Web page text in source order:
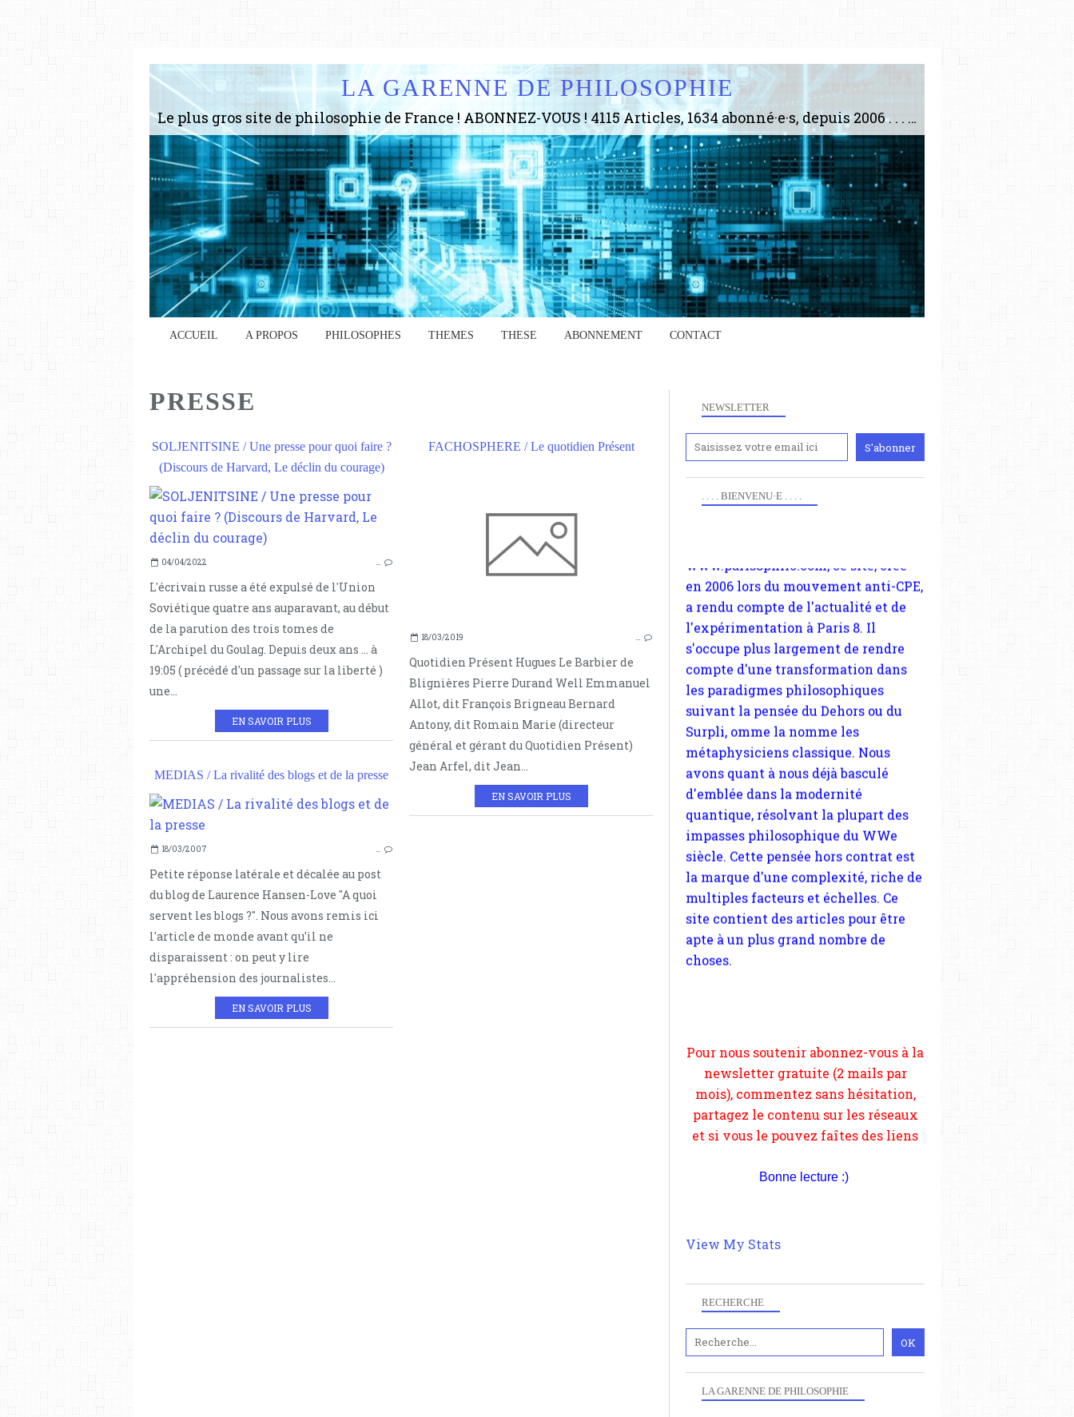
LA GARENNE DE PHILOSOPHIE
Le plus gros site de philosophie de France ! ABONNEZ-VOUS ! 4115 Articles, 1634 abonné·e·s, depuis 2006 . . . . . . . . 2 852 214 pages vues jusqu'à présent. Prestance et être apte à un plus grand nombre de choses.
ACCUEIL A PROPOS PHILOSOPHES THEMES THESE ABONNEMENT CONTACT
PRESSE
SOLJENITSINE / Une presse pour quoi faire ?
(Discours de Harvard, Le déclin du courage)
04/04/2022 …
L'écrivain russe a été expulsé de l'Union
Soviétique quatre ans auparavant, au début
de la parution des trois tomes de
L'Archipel du Goulag. Depuis deux ans ... à
19:05 ( précédé d'un passage sur la liberté )
une...
EN SAVOIR PLUS
FACHOSPHERE / Le quotidien Présent
HENRI BERGSON
18/03/2019 …
Quotidien Présent Hugues Le Barbier de
Blignières Pierre Durand Well Emmanuel
Allot, dit François Brigneau Bernard
Antony, dit Romain Marie (directeur
général et gérant du Quotidien Présent)
Jean Arfel, dit Jean...
EN SAVOIR PLUS
MEDIAS / La rivalité des blogs et de la presse
BLOGOSPHÈRE
18/03/2007 …
Petite réponse latérale et décalée au post
du blog de Laurence Hansen-Love "A quoi
servent les blogs ?". Nous avons remis ici
l'article de monde avant qu'il ne
disparaissent : on peut y lire
l'appréhension des journalistes...
EN SAVOIR PLUS
NEWSLETTER
RECHERCHE
LA GARENNE DE PHILOSOPHIE
. . . . BIENVENU·E . . . .
Anciennement
www.paris8philo.com, ce site, créé
en 2006 lors du mouvement anti-CPE,
compte d'une transformation dans
les paradigmes philosophiques
suivant la pensée du Dehors ou du
Surpli, omme la nomme les
métaphysiciens classique. Nous
avons quant à nous déjà basculé
d'emblée dans la modernité
quantique, résolvant la plupart des
impasses philosophique du WWe
siècle. Cette pensée hors contrat est
la marque d'une complexité, riche de
multiples facteurs et échelles. Ce
site contient des articles pour être
apte à un plus grand nombre de
choses.
et si vous le pouvez faîtes des liens
depuis votre site.
Bonne lecture :)
View My Stats